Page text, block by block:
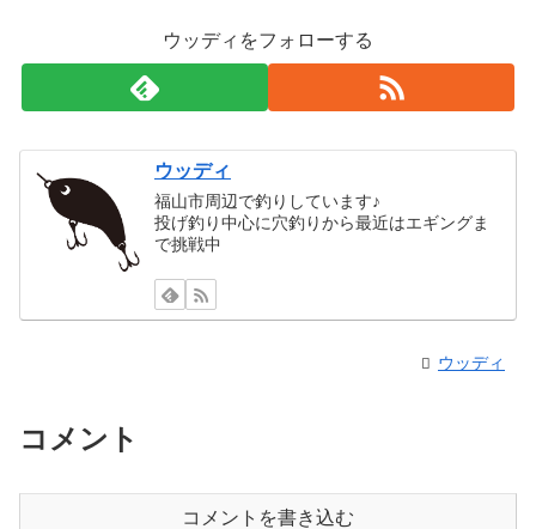
ウッディをフォローする
ウッディ
福山市周辺で釣りしています♪
投げ釣り中心に穴釣りから最近はエギングま
で挑戦中
ウッディ
コメント
コメントを書き込む